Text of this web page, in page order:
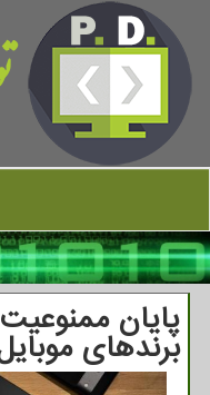
پایان
برندهای